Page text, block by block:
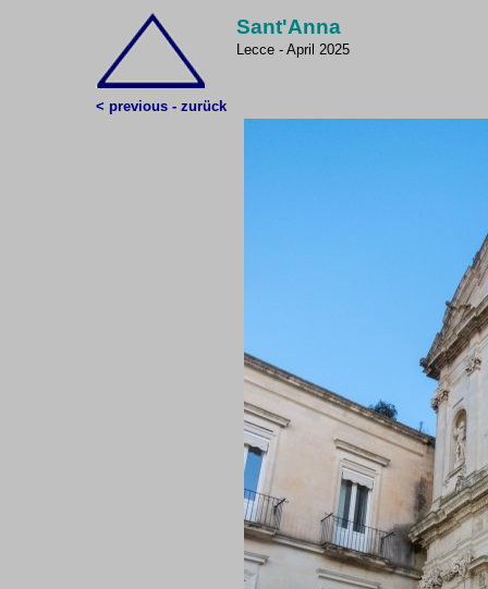
Sant'Anna
Lecce - April 2025
< previous - zurück